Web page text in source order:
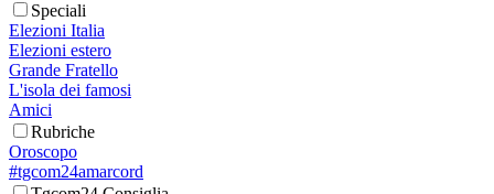
Speciali
Elezioni Italia
Elezioni estero
Grande Fratello
L'isola dei famosi
Amici
Rubriche
Oroscopo
#tgcom24amarcord